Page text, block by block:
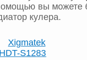
вы можете
кулера.